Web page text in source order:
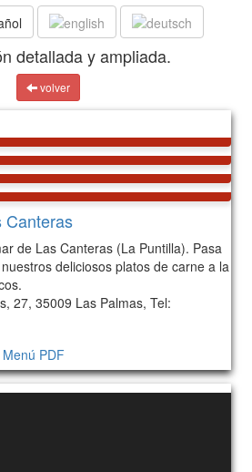
detallada y ampliada.
volver
Canteras
de Las Canteras (La Puntilla). Pasa
deliciosos platos de carne a la
27, 35009 Las Palmas, Tel:
PDF